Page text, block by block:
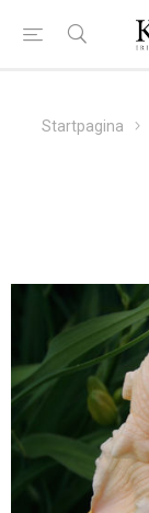
Startpagina